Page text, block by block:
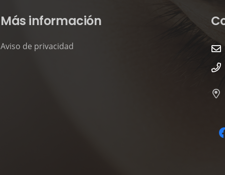
Más información
Aviso de privacidad